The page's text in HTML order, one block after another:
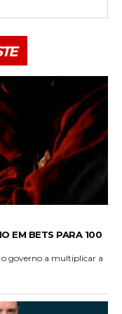
EM BETS PARA 100
o governo a multiplicar a